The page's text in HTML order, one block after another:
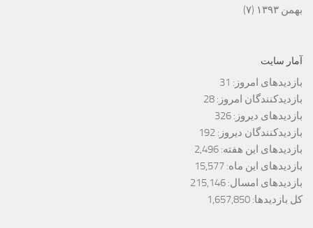
بهمن ۱۳۹۳
(۷)
آمار سایت
بازدیدهای امروز: 31
بازدیدکنندگان امروز: 28
بازدیدهای دیروز: 326
بازدیدکنندگان دیروز: 192
بازدیدهای این هفته: 2,496
بازدیدهای این ماه: 15,577
بازدیدهای امسال: 215,146
کل بازدیدها: 1,657,850